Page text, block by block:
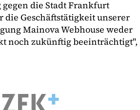
die Stadt Frankfurt
die Geschäftstätigkeit unserer
Mainova Webhouse weder
noch zukünftig beeinträchtigt",